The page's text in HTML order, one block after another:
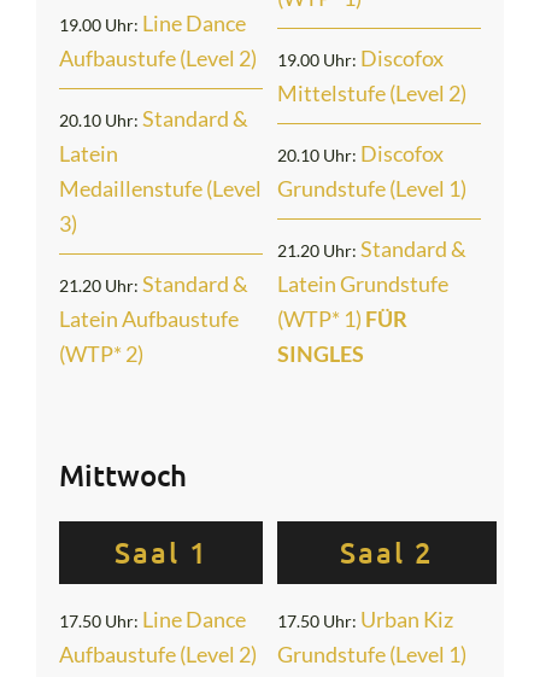
19.00 Uhr: Line Dance
Aufbaustufe (Level 2)
20.10 Uhr: Standard &
Latein
Medaillenstufe (Level
3)
21.20 Uhr: Standard &
Latein Aufbaustufe
(WTP* 2)
19.00 Uhr: Discofox
Mittelstufe (Level 2)
20.10 Uhr: Discofox
Grundstufe (Level 1)
21.20 Uhr: Standard &
Latein Grundstufe
(WTP* 1) FÜR
SINGLES
Mittwoch
Saal 1
17.50 Uhr: Line Dance
Aufbaustufe (Level 2)
Saal 2
17.50 Uhr: Urban Kiz
Grundstufe (Level 1)